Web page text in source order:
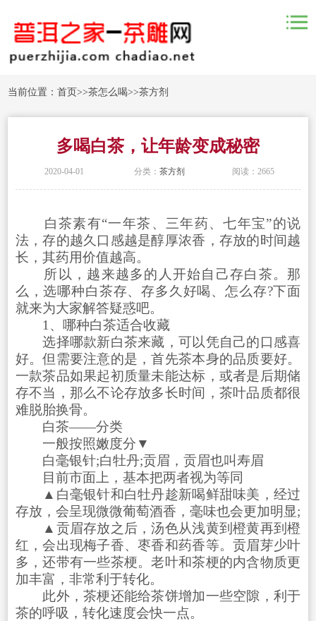
当前位置：首页>>茶怎么喝>>茶方剂
多喝白茶，让年龄变成秘密
2020-04-01 分类： 茶方剂 阅读：2665
白茶素有“一年茶、三年药、七年宝”的说
法，存的越久口感越是醇厚浓香，存放的时间越
长，其药用价值越高。
所以，越来越多的人开始自己存白茶。那
么，选哪种白茶存、存多久好喝、怎么存?下面
就来为大家解答疑惑吧。
1、哪种白茶适合收藏
选择哪款新白茶来藏，可以凭自己的口感喜
好。但需要注意的是，首先茶本身的品质要好。
一款茶品如果起初质量未能达标，或者是后期储
存不当，那么不论存放多长时间，茶叶品质都很
难脱胎换骨。
白茶——分类
一般按照嫩度分▼
白毫银针;白牡丹;贡眉，贡眉也叫寿眉
目前市面上，基本把两者视为等同
▲白毫银针和白牡丹趁新喝鲜甜味美，经过
存放，会呈现微微葡萄酒香，毫味也会更加明显;
▲贡眉存放之后，汤色从浅黄到橙黄再到橙
红，会出现梅子香、枣香和药香等。贡眉芽少叶
多，还带有一些茶梗。老叶和茶梗的内含物质更
加丰富，非常利于转化。
此外，茶梗还能给茶饼增加一些空隙，利于
茶的呼吸，转化速度会快一点。